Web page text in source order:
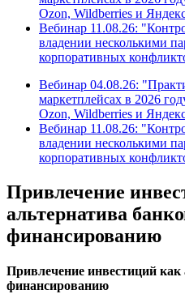
Ozon, Wildberries и
Вебинар 11.08.26:
владении несколькими
корпоративных
Вебинар 04.08.26:
маркетплейсах в 2026
Ozon, Wildberries и
Вебинар 11.08.26:
владении несколькими
корпоративных
Привлечение
альтернатива
финансированию
Привлечение инвестиций как
финансированию